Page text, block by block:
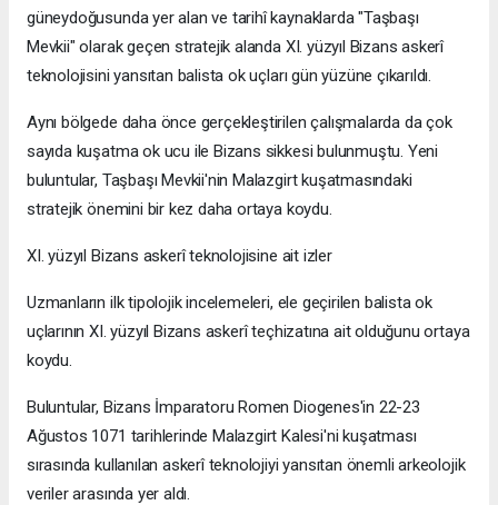
güneydoğusunda yer alan ve tarihî kaynaklarda "Taşbaşı
Mevkii" olarak geçen stratejik alanda XI. yüzyıl Bizans askerî
teknolojisini yansıtan balista ok uçları gün yüzüne çıkarıldı.
Aynı bölgede daha önce gerçekleştirilen çalışmalarda da çok
sayıda kuşatma ok ucu ile Bizans sikkesi bulunmuştu. Yeni
buluntular, Taşbaşı Mevkii'nin Malazgirt kuşatmasındaki
stratejik önemini bir kez daha ortaya koydu.
XI. yüzyıl Bizans askerî teknolojisine ait izler
Uzmanların ilk tipolojik incelemeleri, ele geçirilen balista ok
uçlarının XI. yüzyıl Bizans askerî teçhizatına ait olduğunu ortaya
koydu.
Buluntular, Bizans İmparatoru Romen Diogenes'in 22-23
Ağustos 1071 tarihlerinde Malazgirt Kalesi'ni kuşatması
sırasında kullanılan askerî teknolojiyi yansıtan önemli arkeolojik
veriler arasında yer aldı.